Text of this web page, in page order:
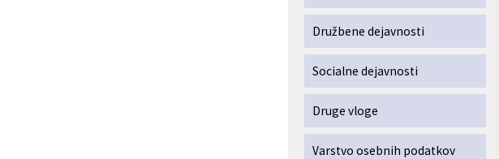
Družbene dejavnosti
Socialne dejavnosti
Druge vloge
Varstvo osebnih podatkov